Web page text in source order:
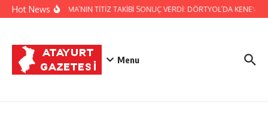
İçeriğe atla
Hot NewsJANDARMA’NIN TİTİZ TAKİBİ SONUÇ VERDİ: DÖRTYOL’DA KENEVİR
Menu